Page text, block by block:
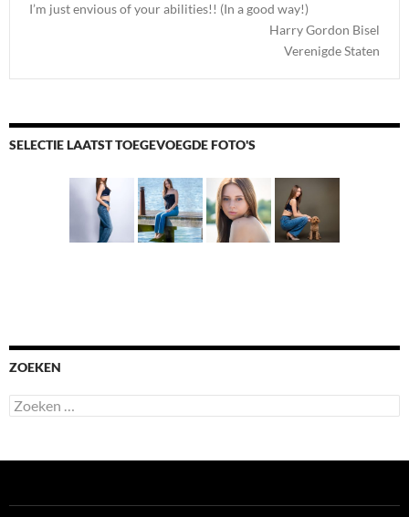
I’m just envious of your abilities!! (In a good way!)
Harry Gordon Bisel
Verenigde Staten
SELECTIE LAATST TOEGEVOEGDE FOTO'S
ZOEKEN
Zoeken
naar: